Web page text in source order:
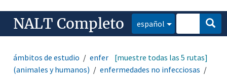
NALT Completo español
ámbitos de estudio
enfermedades y desórdenes
(animales y humanos)
enfermedades no infecciosas
[muestre todas las 5 rutas]